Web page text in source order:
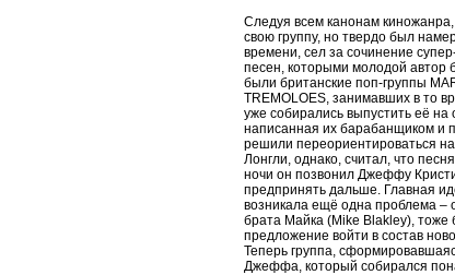
Следуя всем канонам
свою группу, но твердо был
времени, сел за сочинение
песен, которыми молодой автор
были британские поп-группы
TREMOLOES, занимавших в то
уже собирались выпустить её
написанная их барабанщиком и
решили переориентироваться
Лонгли, однако, считал, что
ночи он позвонил Джеффу
предпринять дальше. Главная
возникала ещё одна проблема –
брата Майка (Mike Blakley), тоже
предложение войти в состав
Теперь группа,
Джеффа, который собирался